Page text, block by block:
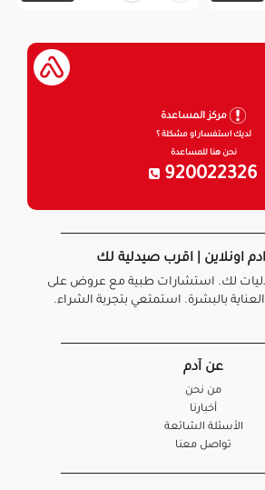
مركز المساعدة
لديك استفسار او مشكلة ؟
نحن هنا للمساعدة
920022326
اونلاين | اقرب صيدلية لك
لك. استشارات طبية مع عروض على
بالبشرة. استمتعي بتجربة الشراء.
عن آدم
من نحن
أخبارنا
الأسئلة الشائعة
تواصل معنا